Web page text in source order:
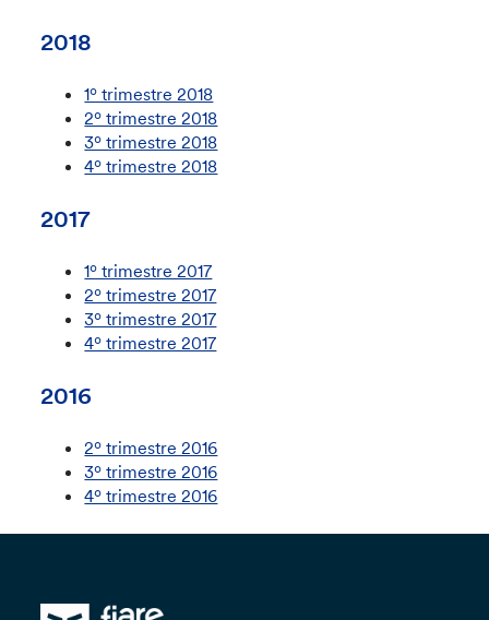
2018
1º trimestre 2018
2º trimestre 2018
3º trimestre 2018
4º trimestre 2018
2017
1º trimestre 2017
2º trimestre 2017
3º trimestre 2017
4º trimestre 2017
2016
2º trimestre 2016
3º trimestre 2016
4º trimestre 2016